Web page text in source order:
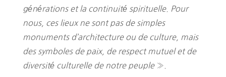
générations et la continuité spirituelle. Pour
nous, ces lieux ne sont pas de simples
monuments d’architecture ou de culture, mais
des symboles de paix, de respect mutuel et de
diversité culturelle de notre peuple».